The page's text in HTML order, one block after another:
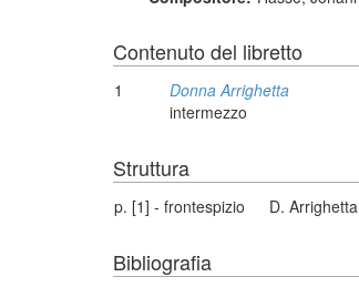
Contenuto del libretto
1
Donna Arrighetta
intermezzo
Struttura
p. [1] - frontespizio D.
Bibliografia